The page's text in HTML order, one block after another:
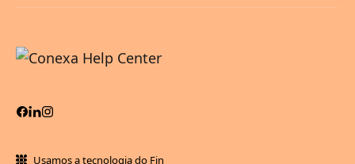
Usamos a tecnologia do Fin